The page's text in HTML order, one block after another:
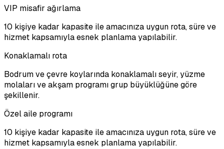
VIP misafir ağırlama
10 kişiye kadar kapasite ile amacınıza uygun rota, süre ve
hizmet kapsamıyla esnek planlama yapılabilir.
Konaklamalı rota
Bodrum ve çevre koylarında konaklamalı seyir, yüzme
molaları ve akşam programı grup büyüklüğüne göre
şekillenir.
Özel aile programı
10 kişiye kadar kapasite ile amacınıza uygun rota, süre ve
hizmet kapsamıyla esnek planlama yapılabilir.